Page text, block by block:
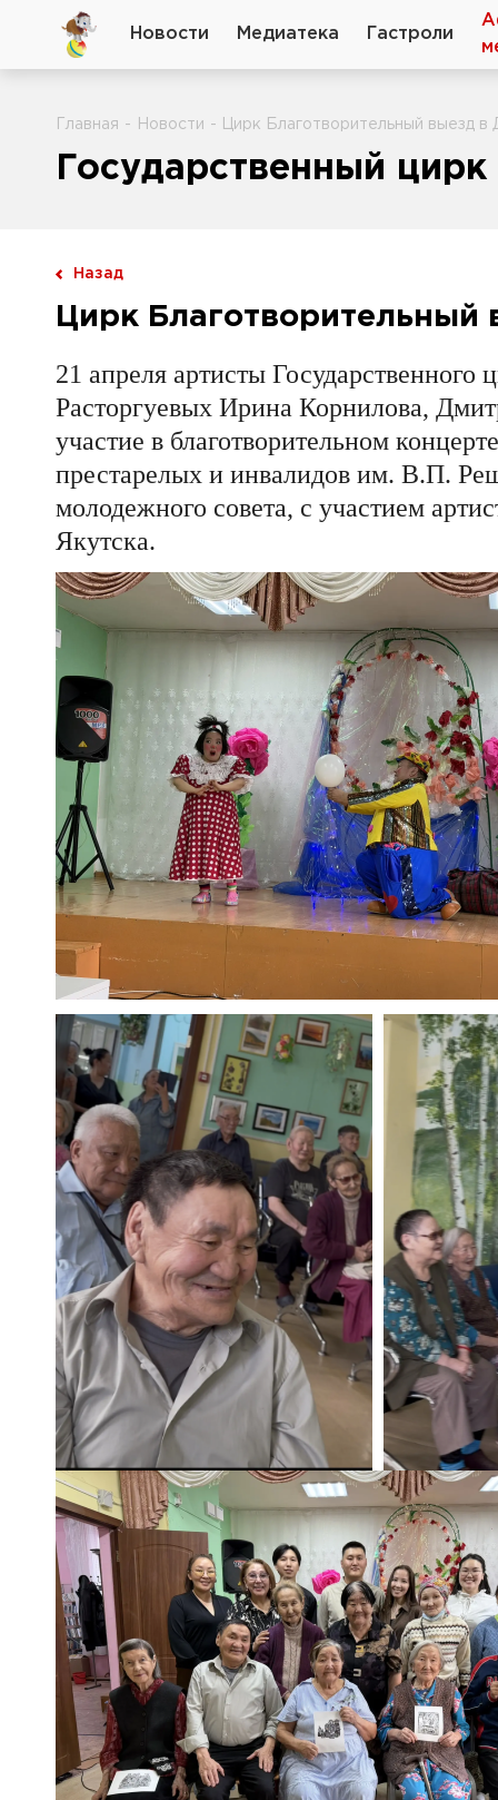
Новости Медиатека Гастроли
Главная - Новости - Цирк Благотворительный выезд в
Государственный
Назад
Цирк
21 апреля артисты
Расторгуевых Ирина Корнилова,
участие в благотворительном
престарелых и инвалидов им. В.П.
молодежного совета, с участием
Якутска.